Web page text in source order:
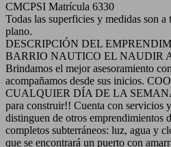
CMCPSI Matrícula 6330
Todas las superficies y medidas son
plano.
DESCRIPCIÓN DEL
BARRIO NAUTICO EL NAUDIR
Brindamos el mejor asesoramiento
acompañamos desde sus inicios.
CUALQUIER DÍA DE LA
para construir!! Cuenta con servicios
distinguen de otros emprendimientos
completos subterráneos: luz, agua y
que se encontrará un puerto con